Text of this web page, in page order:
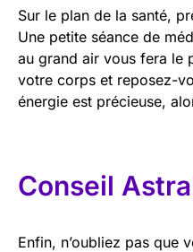
Sur le plan de la santé,
Une petite séance de
au grand air vous fera le
votre corps et reposez-
énergie est précieuse,
Conseil
Enfin, n’oubliez pas que